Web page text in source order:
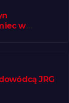
w
JRG